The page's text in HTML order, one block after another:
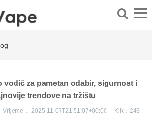
vodič za pametan odabir, sigurnost i
trendove na tržištu
Vrijeme： 2025-11-07T21:51:07+00:00 Klik： 243